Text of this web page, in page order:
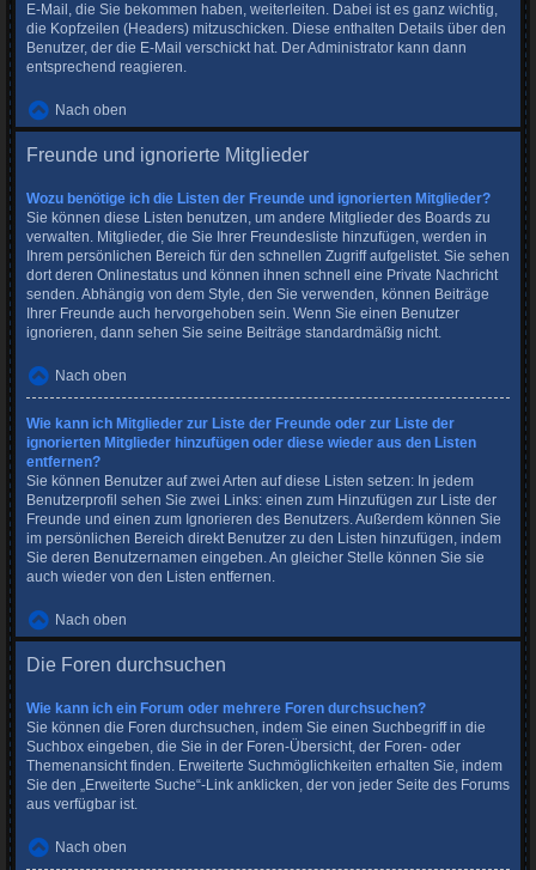
E-Mail, die Sie bekommen haben, weiterleiten. Dabei ist es ganz wichtig,
die Kopfzeilen (Headers) mitzuschicken. Diese enthalten Details über den
Benutzer, der die E-Mail verschickt hat. Der Administrator kann dann
entsprechend reagieren.
Nach oben
Freunde und ignorierte Mitglieder
Wozu benötige ich die Listen der Freunde und ignorierten Mitglieder?
Sie können diese Listen benutzen, um andere Mitglieder des Boards zu
verwalten. Mitglieder, die Sie Ihrer Freundesliste hinzufügen, werden in
Ihrem persönlichen Bereich für den schnellen Zugriff aufgelistet. Sie sehen
dort deren Onlinestatus und können ihnen schnell eine Private Nachricht
senden. Abhängig von dem Style, den Sie verwenden, können Beiträge
Ihrer Freunde auch hervorgehoben sein. Wenn Sie einen Benutzer
ignorieren, dann sehen Sie seine Beiträge standardmäßig nicht.
Nach oben
Wie kann ich Mitglieder zur Liste der Freunde oder zur Liste der
ignorierten Mitglieder hinzufügen oder diese wieder aus den Listen
entfernen?
Sie können Benutzer auf zwei Arten auf diese Listen setzen: In jedem
Benutzerprofil sehen Sie zwei Links: einen zum Hinzufügen zur Liste der
Freunde und einen zum Ignorieren des Benutzers. Außerdem können Sie
im persönlichen Bereich direkt Benutzer zu den Listen hinzufügen, indem
Sie deren Benutzernamen eingeben. An gleicher Stelle können Sie sie
auch wieder von den Listen entfernen.
Nach oben
Die Foren durchsuchen
Wie kann ich ein Forum oder mehrere Foren durchsuchen?
Sie können die Foren durchsuchen, indem Sie einen Suchbegriff in die
Suchbox eingeben, die Sie in der Foren-Übersicht, der Foren- oder
Themenansicht finden. Erweiterte Suchmöglichkeiten erhalten Sie, indem
Sie den „Erweiterte Suche“-Link anklicken, der von jeder Seite des Forums
aus verfügbar ist.
Nach oben